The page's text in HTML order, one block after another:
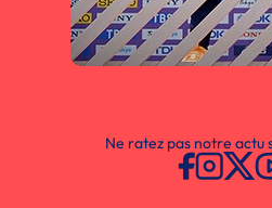
Ne ratez pas notre actu